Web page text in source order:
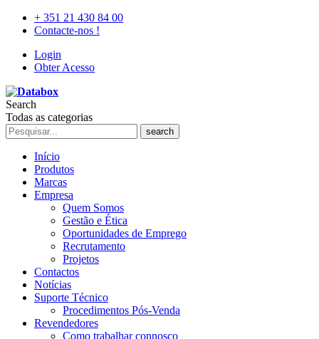
+ 351 21 430 84 00
Contacte-nos !
Login
Obter Acesso
Search
Todas as categorias
search
Início
Produtos
Marcas
Empresa
Quem Somos
Gestão e Ética
Oportunidades de Emprego
Recrutamento
Projetos
Contactos
Notícias
Suporte Técnico
Procedimentos Pós-Venda
Revendedores
Como trabalhar connosco